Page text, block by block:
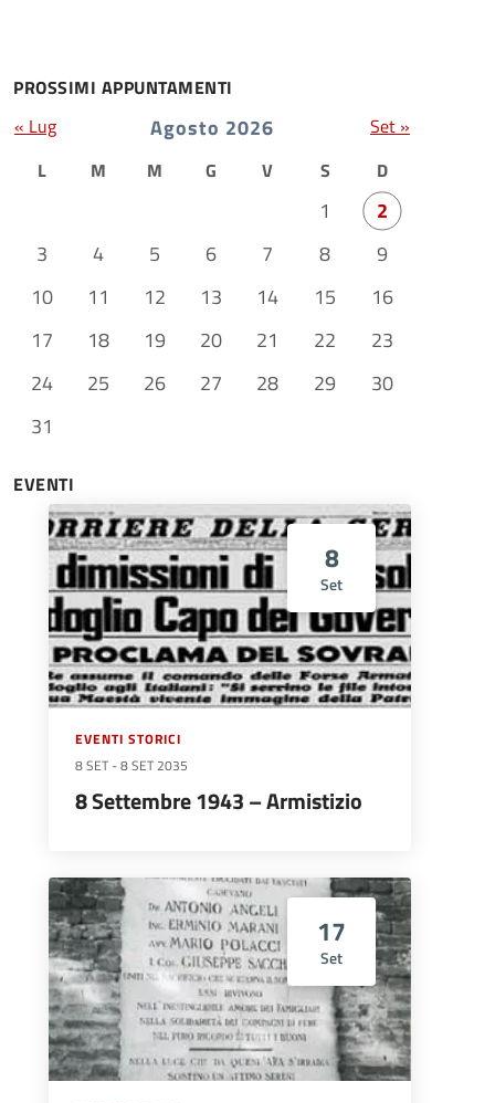
PROSSIMI APPUNTAMENTI
Agosto 2026
L M M G V S D
1
2
3
4 5 6 7 8
9
10
11 12 13 14 15
16
17
18 19 20 21 22
23
24
25 26 27 28 29
30
31
« Lug Set »
EVENTI
8
Set
EVENTI STORICI
8 SET -8 SET 2035
8 Settembre 1943 – Armistizio
17
Set